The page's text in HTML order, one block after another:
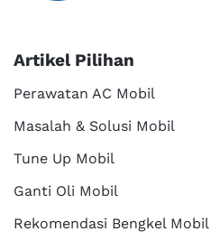
Artikel Pilihan
Perawatan AC Mobil
Masalah & Solusi Mobil
Tune Up Mobil
Ganti Oli Mobil
Rekomendasi Bengkel Mobil